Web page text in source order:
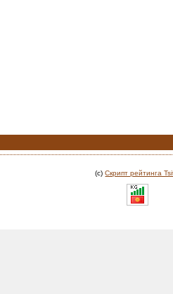
(c)Скрипт рейтинга